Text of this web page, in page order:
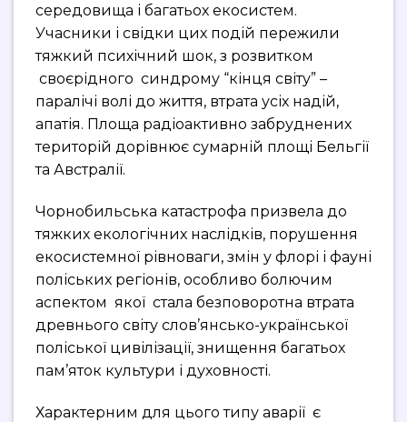
середовища і багатьох екосистем.
Учасники і свідки цих подій пережили
тяжкий психічний шок, з розвитком
своєрідного синдрому “кінця світу” –
паралічі волі до життя, втрата усіх надій,
апатія. Площа радіоактивно забруднених
територій дорівнює сумарній площі Бельгії
та Австралії.
Чорнобильська катастрофа призвела до
тяжких екологічних наслідків, порушення
екосистемної рівноваги, змін у флорі і фауні
поліських регіонів, особливо болючим
аспектом якої стала безповоротна втрата
древнього світу слов’янсько-української
поліської цивілізації, знищення багатьох
пам’яток культури і духовності.
Характерним для цього типу аварії є